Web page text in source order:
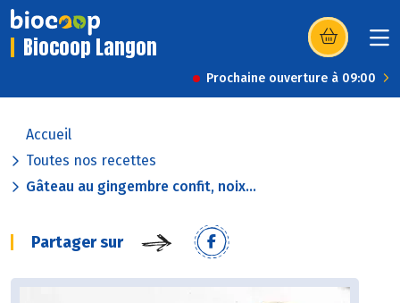
Biocoop Langon (s’ouvre dans
Prochaine ouverture à 09:00
Accueil
Toutes nos recettes
Gâteau au gingembre confit, noix...
Partager sur